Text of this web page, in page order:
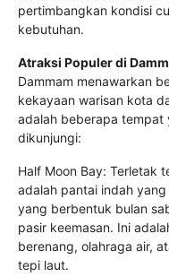
pertimbangkan kondisi
kebutuhan.
Atraksi Populer di
Dammam menawarkan
kekayaan warisan kota
adalah beberapa
dikunjungi:
Half Moon Bay: Terletak
adalah pantai indah
yang berbentuk bulan
pasir keemasan. Ini
berenang, olahraga air,
tepi laut.